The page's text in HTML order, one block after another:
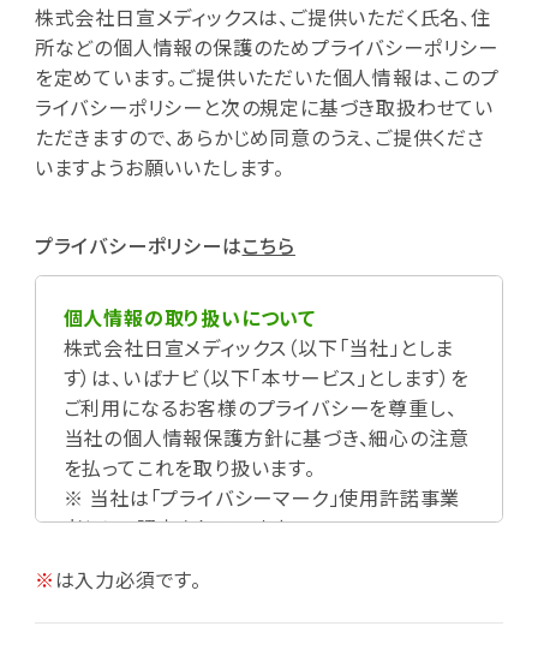
株式会社日宣メディックスは、ご提供いただく氏名、住
所などの個人情報の保護のためプライバシーポリシー
を定めています。ご提供いただいた個人情報は、このプ
ライバシーポリシーと次の規定に基づき取扱わせてい
ただきますので、あらかじめ同意のうえ、ご提供くださ
いますようお願いいたします。
プライバシーポリシーはこちら
個人情報の取り扱いについて
株式会社日宣メディックス（以下「当社」としま
す）は、いばナビ（以下「本サービス」とします）を
ご利用になるお客様のプライバシーを尊重し、
当社の個人情報保護方針に基づき、細心の注意
を払ってこれを取り扱います。
※ 当社は「プライバシーマーク」使用許諾事業
者として認定されています。
※は入力必須です。